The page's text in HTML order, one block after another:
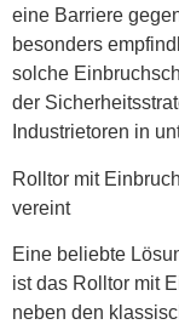
eine Barriere
besonders
solche
der
Industrietoren in
Rolltor mit
vereint
Eine beliebte
ist das Rolltor mit
neben den